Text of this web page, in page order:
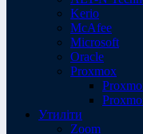
Kerio
McAfee
Microsoft
Oracle
Proxmox
Утиліти
Zoom